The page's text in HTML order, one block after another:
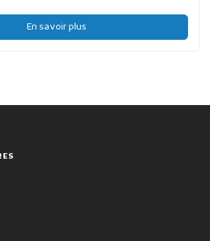
En savoir plus